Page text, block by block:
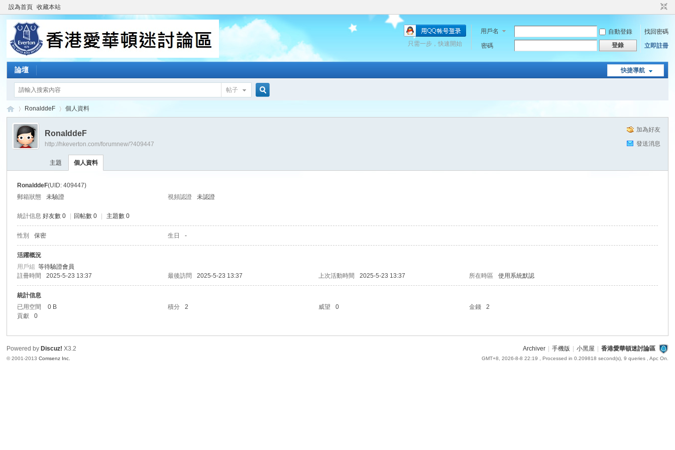
設為首頁 收藏本站
用戶名 自動登錄
找回密碼
密碼
登錄 立即註冊
只需一步，快速開始
快捷導航
論壇
帖子
愛
›
RonalddeF 個人資料
加為好友
發送消息
RonalddeF
http://hkeverton.com/forumnew/?409447
主題 個人資料
RonalddeF(UID: 409447)
郵箱狀態
未驗證 視頻認證 未認證
統計信息 好友數 0 回帖數 0 主題數 0
性別 保密 生日 -
活躍概況
用戶組等待驗證會員
註冊時間
2025-5-23 13:37 最後訪問 2025-5-23 13:37 上次活動時間 2025-5-23 13:37 所在時區 使用系統默認
統計信息
已用空間
0 B 積分 2 威望 0 金錢
2
貢獻
0
Archiver 手機版 小黑屋 香港愛華頓迷討論區
GMT+8, 2026-8-8 22:19 , Processed in 0.209818 second(s), 9 queries , Apc On.
Powered by Discuz! X3.2
© 2001-2013Comsenz Inc.